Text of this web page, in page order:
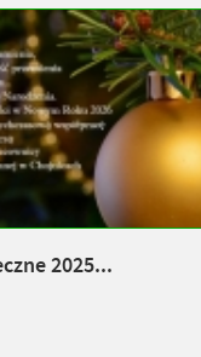
2025...